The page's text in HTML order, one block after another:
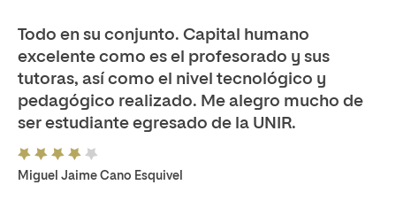
Todo en su conjunto. Capital humano
excelente como es el profesorado y sus
tutoras, así como el nivel tecnológico y
pedagógico realizado. Me alegro mucho de
ser estudiante egresado de la UNIR.
Miguel Jaime Cano Esquivel